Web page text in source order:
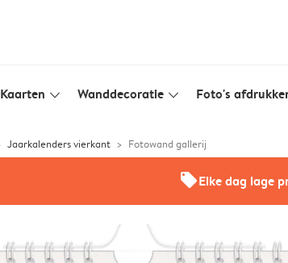
Kaarten slim_arrow_down Wanddecoratie slim_arrow_down Foto's
Jaarkalenders vierkant Fotowand gallerij
offersElke dag lage